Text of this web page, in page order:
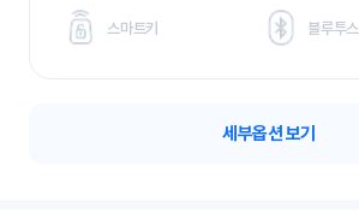
스마트키 블루투스
세부옵션 보기